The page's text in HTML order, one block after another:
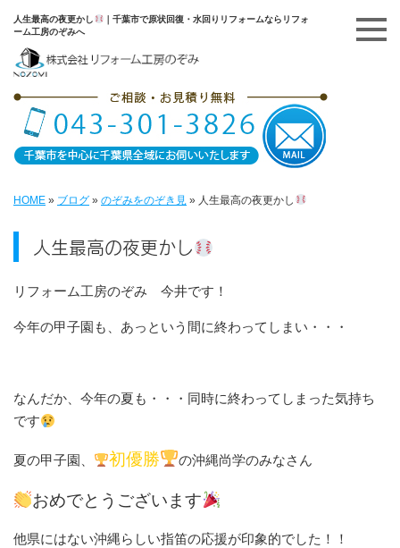
人生最高の夜更かし
｜千葉市で原状回復・水回りリフォームならリフォ
ーム工房のぞみへ
HOME » ブログ » のぞみをのぞき見 » 人生最高の夜更かし
人生最高の夜更かし
リフォーム工房のぞみ 今井です！
今年の甲子園も、あっという間に終わってしまい・・・
なんだか、今年の夏も・・・同時に終わってしまった気持ち
です
夏の甲子園、 初優勝 の沖縄尚学のみなさん
おめでとうございます
他県にはない沖縄らしい指笛の応援が印象的でした！！